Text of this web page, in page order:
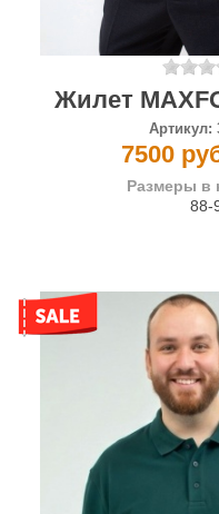
Жилет
Артикул:
7500
Размеры в
88-